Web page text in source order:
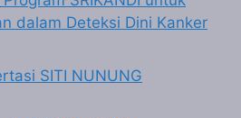
dalam Deteksi Dini Kanker
SITI NUNUNG